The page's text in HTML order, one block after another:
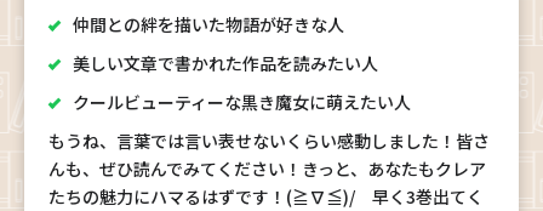
仲間との絆を描いた物語が好きな人
美しい文章で書かれた作品を読みたい人
クールビューティーな黒き魔女に萌えたい人
もうね、言葉では言い表せないくらい感動しました！皆さ
んも、ぜひ読んでみてください！きっと、あなたもクレア
たちの魅力にハマるはずです！(≧∇≦)/ 早く3巻出てく